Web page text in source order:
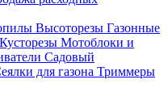
Высоторезы Газонные
Кусторезы Мотоблоки и
Садовый
для газона Триммеры